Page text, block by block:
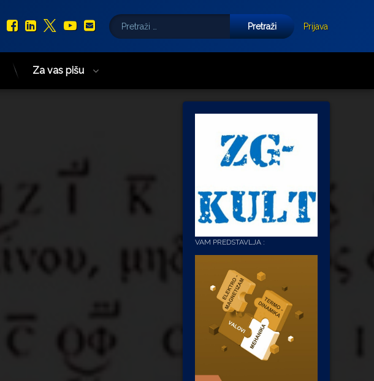
Facebook
LinkedIn
X.com
YouTube
E-mail
Pretraži:
Prijava
Za vas pišu
VAM PREDSTAVLJA :